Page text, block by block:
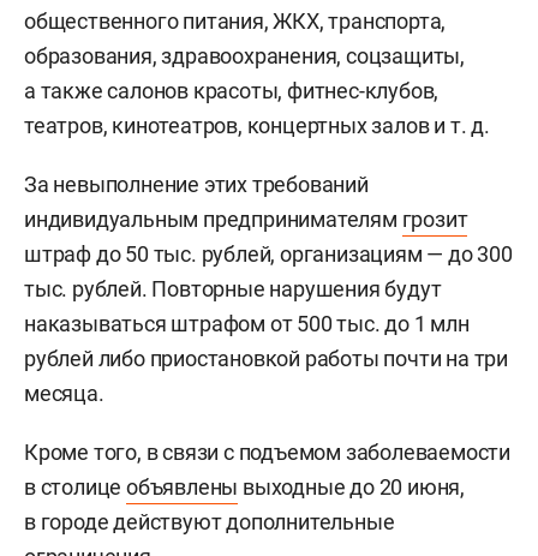
общественного питания, ЖКХ, транспорта,
образования, здравоохранения, соцзащиты,
а также салонов красоты, фитнес-клубов,
театров, кинотеатров, концертных залови т. д.
За невыполнение этих требований
индивидуальным предпринимателям грозит
штраф до 50 тыс. рублей, организациям — до 300
тыс. рублей. Повторные нарушения будут
наказываться штрафом от 500 тыс. до 1 млн
рублей либо приостановкой работы почти на три
месяца.
Кроме того, в связи с подъемом заболеваемости
в столицеобъявлены выходные до 20 июня,
в городе действуют дополнительные